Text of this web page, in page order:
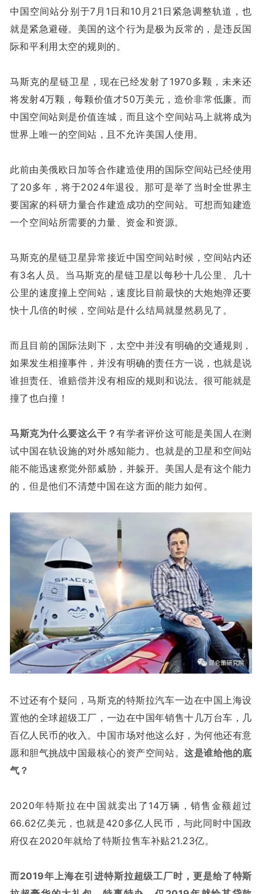
中国空间站分别于7月1日和10月21日紧急调整轨道，也
就是紧急避碰。美国的这个行为是极为反常的，是违反国
际和平利用太空的规则的。
马斯克的星链卫星，现在已经发射了1970多颗，未来还
将发射4万颗，每颗价值才50万美元，造价非常低廉。而
中国空间站则是价值连城，而且这个空间站马上就将成为
世界上唯一的空间站，且不允许美国人使用。
此前由美俄欧日加等合作建造使用的国际空间站已经使用
了20多年，将于2024年退役。那可是举了当时全世界主
要国家的科研力量合作建造成功的空间站。可想而知建造
一个空间站所需要的力量、资金和资源。
马斯克的星链卫星异常接近中国空间站时候，空间站内还
有3名人员。当马斯克的星链卫星以每秒十几公里、几十
公里的速度撞上空间站，速度比目前最快的大炮炮弹还要
快十几倍的时候，空间站是什么结局就显然易见了。
而且目前的国际法则下，太空中并没有明确的交通规则，
如果发生相撞事件，并没有明确的责任方一说，也就是说
谁担责任、谁赔偿并没有相应的规则和说法。很可能就是
撞了也白撞！
马斯克为什么要这么干？有学者评价这可能是美国人在测
试中国在轨设施的对外感知能力。也就是的卫星和空间站
能不能迅速察觉外部威胁，并躲开。美国人是有这个能力
的，但是他们不清楚中国在这方面的能力如何。
不过还有个疑问，马斯克的特斯拉汽车一边在中国上海设
置他的全球超级工厂，一边在中国年销售十几万台车，几
百亿人民币的收入。中国市场对他这么好，为何他还有意
愿和胆气挑战中国最核心的资产空间站。这是谁给他的底
气？
2020年特斯拉在中国就卖出了14万辆，销售金额超过
66.62亿美元，也就是420多亿人民币，与此同时中国政
府仅在2020年就给了特斯拉售车补贴21.23亿。
而2019年上海在引进特斯拉超级工厂时，更是给了特斯